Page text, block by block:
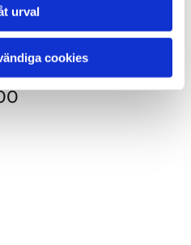
urval
cookies